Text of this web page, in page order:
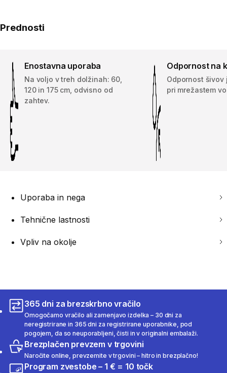
Prednosti
Enostavna uporaba
Na voljo v treh dolžinah: 60,
120 in 175 cm, odvisno od
zahtev.
Odpornost na
Odpornost šivov
pri mrežastem
Uporaba in nega
Tehnične lastnosti
Vpliv na okolje
365 dni za brezskrbno vračilo
Omogočamo vračilo ali zamenjavo izdelka – 30 dni za
neregistrirane in 365 dni za registrirane uporabnike, pod
pogojem, da so neuporabljeni, čisti in v originalni embalaži.
Brezplačen prevzem v trgovini
Naročite online, prevzemite v trgovini – hitro in brezplačno!
Program zvestobe – 1 € = 10 točk